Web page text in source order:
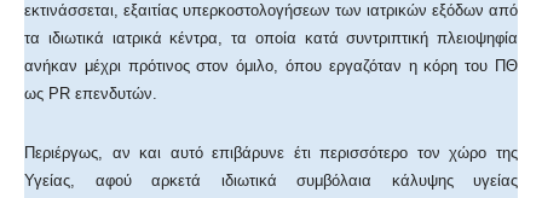
εκτινάσσεται, εξαιτίας υπερκοστολογήσεων των ιατρικών εξόδων από
τα ιδιωτικά ιατρικά κέντρα, τα οποία κατά συντριπτική πλειοψηφία
ανήκαν μέχρι πρότινος στον όμιλο, όπου εργαζόταν η κόρη του ΠΘ
ως PR επενδυτών.
Περιέργως, αν και αυτό επιβάρυνε έτι περισσότερο τον χώρο της
Υγείας, αφού αρκετά ιδιωτικά συμβόλαια κάλυψης υγείας